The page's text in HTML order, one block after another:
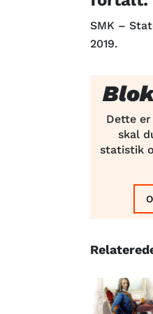
SMK –
2019.
Dette
skal
statistik